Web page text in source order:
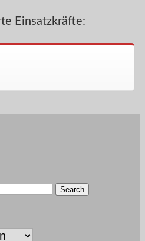
Einsatzkräfte: